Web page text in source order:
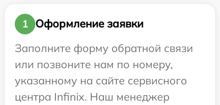
1
Оформление заявки
Заполните форму обратной связи
или позвоните нам по номеру,
указанному на сайте сервисного
центра Infinix. Наш менеджер